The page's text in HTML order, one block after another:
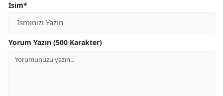
İsim*
Yorum Yazın (500 Karakter)